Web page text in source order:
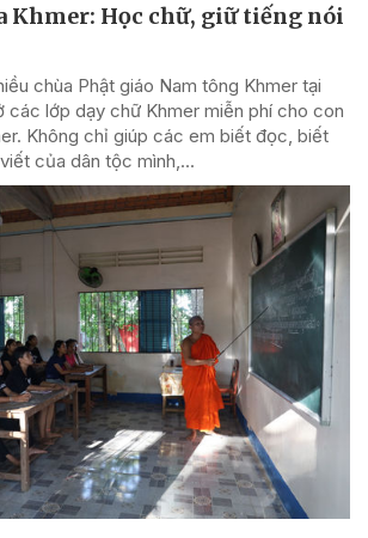
Khmer: Học chữ, giữ tiếng nói
chùa Phật giáo Nam tông Khmer tại
các lớp dạy chữ Khmer miễn phí cho con
Không chỉ giúp các em biết đọc, biết
của dân tộc mình,...